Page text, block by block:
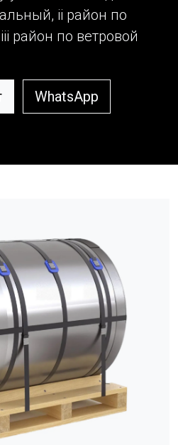
ii район по
район по ветровой
WhatsApp